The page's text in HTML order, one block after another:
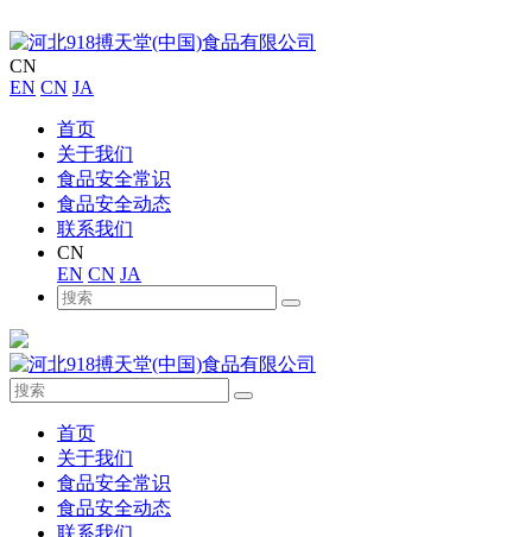
CN
EN CN JA
首页
关于我们
食品安全常识
食品安全动态
联系我们
CN
EN CN JA
首页
关于我们
食品安全常识
食品安全动态
联系我们